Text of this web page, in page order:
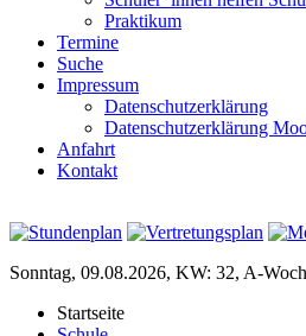
Praktikum
Termine
Suche
Impressum
Datenschutzerklärung
Datenschutzerklärung
Anfahrt
Kontakt
Sonntag, 09.08.2026, KW: 32, A-
Startseite